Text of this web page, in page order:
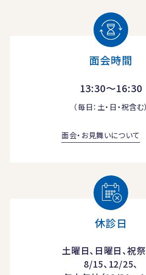
面会時間
13:30～16:30
（毎日：土・日・祝含む）
面会・お見舞いについて
休診日
土曜日、日曜日、祝祭
8/15、12/25、